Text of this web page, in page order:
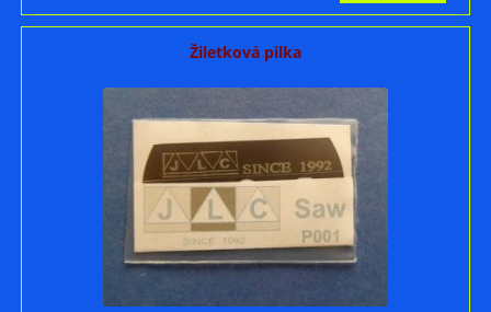
Žiletková pilka